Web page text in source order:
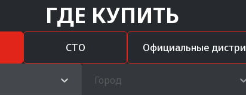
ГДЕ КУПИТЬ
СТО Официальные
Город